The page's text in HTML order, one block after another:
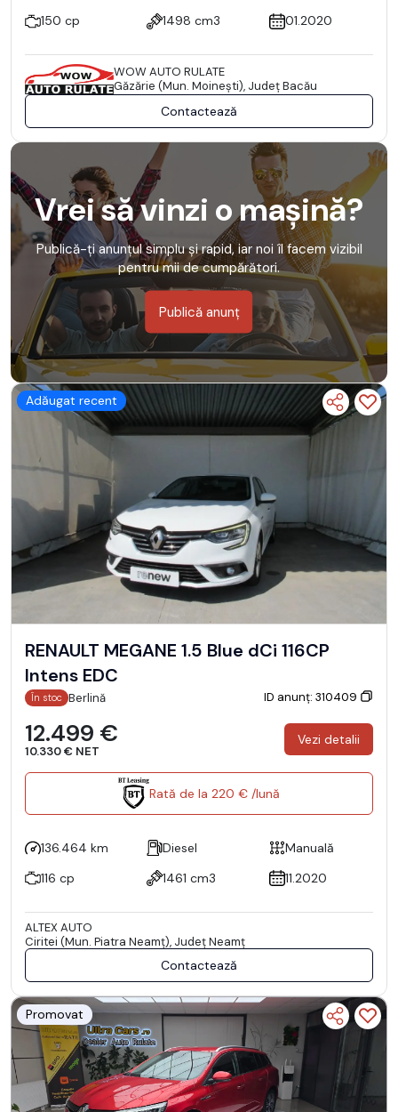
150 cp
1498 cm3 01.2020
WOW AUTO RULATE
Găzărie (Mun. Moineşti), Județ Bacău
Contactează
Vrei să vinzi o mașină?
Publică-ți anunțul simplu și rapid, iar noi îl facem vizibil
pentru mii de cumpărători.
Publică anunț
Adăugat recent
RENAULT MEGANE 1.5 Blue dCi 116CP
Intens EDC
În stoc Berlină ID anunț: 310409
12.499 €
10.330 € NET
Vezi detalii
Rată de la 220 € /lună
136.464 km Diesel
Manuală
116 cp
1461 cm3 11.2020
ALTEX AUTO
Ciritei (Mun. Piatra Neamţ), Județ Neamţ
Contactează
Promovat